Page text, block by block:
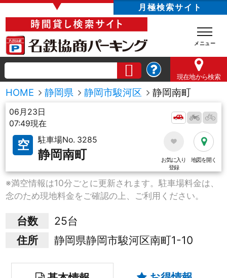
▼ 月極検索サイト
現在地から検索
HOME 静岡県 静岡市駿河区 静岡南町
06月23日
07:49現在
空 駐車場No. 3285
静岡南町
お気に入り
登録
地図を開く
※満空情報は10分ごとに更新されます。駐車場料金は、
念のため現地料金をご確認の上、ご利用ください。
台数
25台
住所
静岡県静岡市駿河区南町1-10